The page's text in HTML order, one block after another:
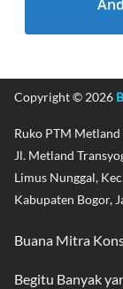
Copyright © 2026
Ruko PTM Metland
Jl. Metland
Limus Nunggal,
Kabupaten Bogor,
Buana Mitra
Begitu Banyak